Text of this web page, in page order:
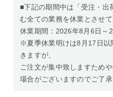
■下記の期間中は「受注・出
む全ての業務を休業とさせて
休業期間：2026年8月6日～
※夏季休業明けは8月17日以
きますが、
ご注文が集中致しますため
場合がございますのでご了承